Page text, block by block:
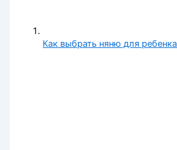
Как выбрать няню для ребенка